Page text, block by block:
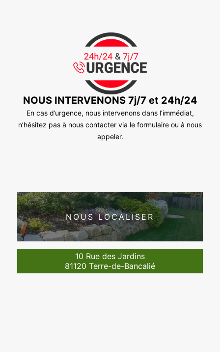
NOUS INTERVENONS 7j/7 et 24h/24
En cas d’urgence, nous intervenons dans l’immédiat,
n’hésitez pas à nous contacter via le formulaire ou à nous
appeler.
NOUS LOCALISER
10 Rue des Jardins
81120 Terre-de-Bancalié